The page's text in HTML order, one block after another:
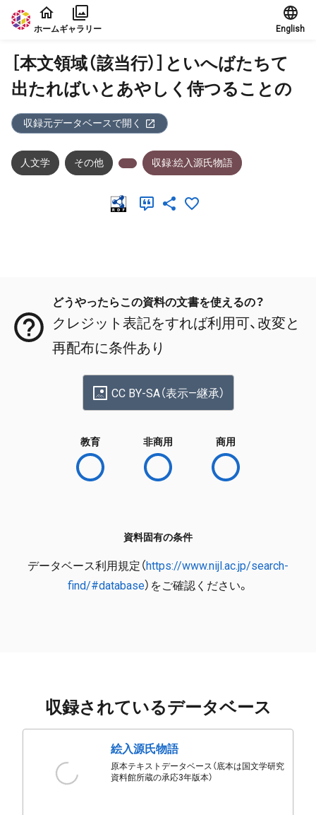
本文に飛ぶ
ホームギャラリー English
［本文領域（該当行）］といへばたちて
出たればいとあやしく侍つることの
収録元データベースで開く
人文学 その他 収録:絵入源氏物語
どうやったらこの資料の文書を使えるの？
クレジット表記をすれば利用可、改変と
再配布に条件あり
CC BY-SA（表示—継承）
教育 非商用 商用
資料固有の条件
データベース利用規定（https://www.nijl.ac.jp/search-
find/#database）をご確認ください。
収録されているデータベース
絵入源氏物語
原本テキストデータベース（底本は国文学研究
資料館所蔵の承応3年版本）